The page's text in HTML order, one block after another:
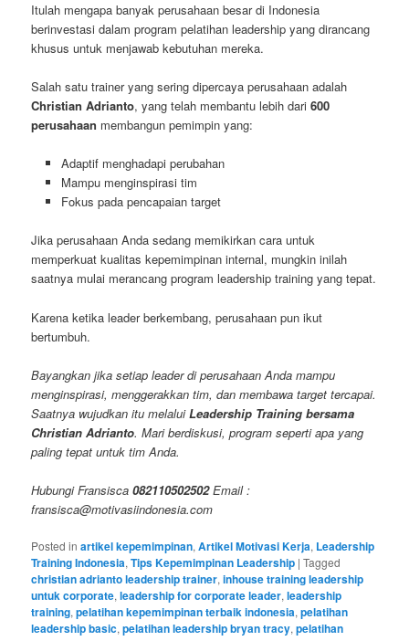
Itulah mengapa banyak perusahaan besar di Indonesia
berinvestasi dalam program pelatihan leadership yang dirancang
khusus untuk menjawab kebutuhan mereka.
Salah satu trainer yang sering dipercaya perusahaan adalah
Christian Adrianto, yang telah membantu lebih dari600
perusahaan membangun pemimpin yang:
Adaptif menghadapi perubahan
Mampu menginspirasi tim
Fokus pada pencapaian target
Jika perusahaan Anda sedang memikirkan cara untuk
memperkuat kualitas kepemimpinan internal, mungkin inilah
saatnya mulai merancang program leadership training yang tepat.
Karena ketika leader berkembang, perusahaan pun ikut
bertumbuh.
Bayangkan jika setiap leader di perusahaan Anda mampu
menginspirasi, menggerakkan tim, dan membawa target tercapai.
Saatnya wujudkan itu melaluiLeadership Training bersama
Christian Adrianto. Mari berdiskusi, program seperti apa yang
paling tepat untuk tim Anda.
Hubungi Fransisca082110502502 Email :
fransisca@motivasiindonesia.com
Posted in artikel kepemimpinan,Artikel Motivasi Kerja, Leadership
Training Indonesia,Tips Kepemimpinan Leadership |Tagged
christian adrianto leadership trainer,inhouse training leadership
untuk corporate,leadership for corporate leader,leadership
training,pelatihan kepemimpinan terbaik indonesia,pelatihan
leadership basic,pelatihan leadership bryan tracy,pelatihan